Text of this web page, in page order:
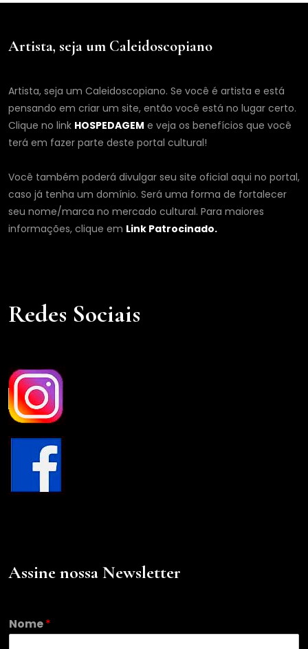
Artista, seja um Caleidoscopiano
Artista, seja um Caleidoscopiano. Se você é artista e está
pensando em criar um site, então você está no lugar certo.
Clique no link HOSPEDAGEM e veja os benefícios que você
terá em fazer parte deste portal cultural!
Você também poderá divulgar seu site oficial aqui no portal,
caso já tenha um domínio. Será uma forma de fortalecer
seu nome/marca no mercado cultural. Para maiores
informações, clique em Link Patrocinado.
Redes Sociais
Assine nossa Newsletter
Nome*